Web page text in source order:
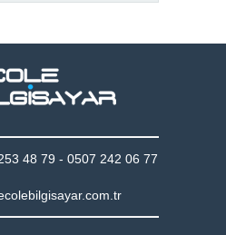
48 79 - 0507 242 06 77